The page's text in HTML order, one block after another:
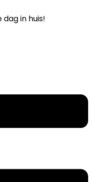
dag in huis!